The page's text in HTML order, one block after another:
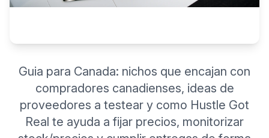
Guia para Canada: nichos que encajan con
compradores canadienses, ideas de
proveedores a testear y como Hustle Got
Real te ayuda a fijar precios, monitorizar